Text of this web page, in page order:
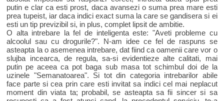
putin e clar ca esti prost, daca avansezi o suma prea mare esti
prea tupeist, iar daca indici exact suma la care se gandisera si ei
esti un tip previzibil si, in plus, complet lipsit de ambitie.
O alta intrebare la fel de inteligenta este: "Aveti probleme cu
alcoolul sau cu drogurile?". N-am idee ce fel de raspuns se
asteapta la o asemenea intrebare, dat fiind ca oamenii care vor o
slujba incearca, de regula, sa-si evidentieze alte calitati, mai
putin pe aceea ca pot baga sub masa tot schimbul doi de la
uzinele "Semanatoarea". Si tot din categoria intrebarilor abile
face parte si cea prin care esti invitat sa indici cel mai neplacut
moment din viata ta; probabil, se asteapta sa fii sincer si sa